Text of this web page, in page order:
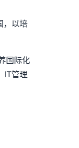
，以培
国际化
IT管理